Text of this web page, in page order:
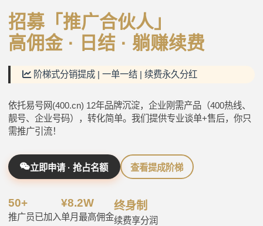
招募「推广合伙人」
高佣金 · 日结 · 躺赚续费
阶梯式分销提成 | 一单一结 | 续费永久分红
依托易号网(400.cn) 12年品牌沉淀，企业刚需产品（400热线、
靓号、企业号码），转化简单。我们提供专业谈单+售后，你只
需推广引流！
立即申请 · 抢占名额 查看提成阶梯
50+
推广员已加入
¥8.2W
单月最高佣金
终身制
续费享分润